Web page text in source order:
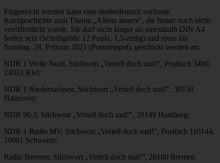
Eingereicht werden kann eine niederdeutsch verfasste
Kurzgeschichte zum Thema „Allens anners“, die bisher noch nicht
veröffentlicht wurde. Sie darf nicht länger als eineinhalb DIN A4
Seiten sein (Schriftgröße 12 Punkt, 1,5-zeilig) und muss bis
Sonntag, 28. Februar 2021 (Poststempel), geschickt werden an:
NDR 1 Welle Nord, Stichwort „Vertell doch mal!“, Postfach 3480,
24033 Kiel;
NDR 1 Niedersachsen, Stichwort „Vertell doch mal!”, 30150
Hannover;
NDR 90,3, Stichwort „Vertell doch mal!”, 20149 Hamburg;
NDR 1 Radio MV, Stichwort „Vertell doch mal!”, Postfach 110144,
19001 Schwerin;
Radio Bremen, Stichwort „Vertell doch mal!”, 28100 Bremen